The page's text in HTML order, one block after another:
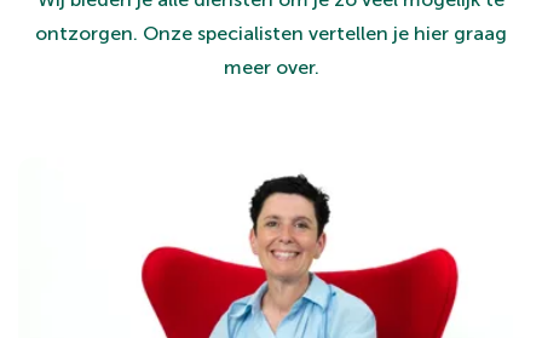
ontzorgen. Onze specialisten vertellen je hier graag
meer over.